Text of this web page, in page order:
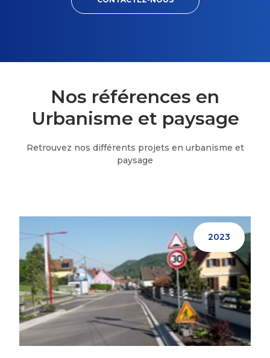
Nos références en
Urbanisme et paysage
Retrouvez nos différents projets en urbanisme et
paysage
2023